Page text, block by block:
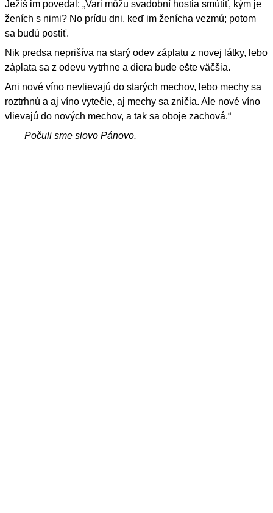
Ježiš im povedal: „Vari môžu svadobní hostia smútiť, kým je
ženích s nimi? No prídu dni, keď im ženícha vezmú; potom
sa budú postiť.
Nik predsa neprišíva na starý odev záplatu z novej látky, lebo
záplata sa z odevu vytrhne a diera bude ešte väčšia.
Ani nové víno nevlievajú do starých mechov, lebo mechy sa
roztrhnú a aj víno vytečie, aj mechy sa zničia. Ale nové víno
vlievajú do nových mechov, a tak sa oboje zachová.“
Počuli sme slovo Pánovo.